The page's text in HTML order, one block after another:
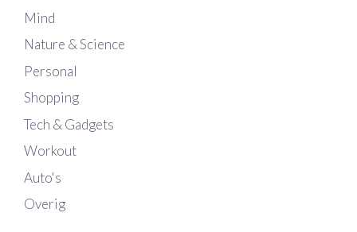
Mind
Nature & Science
Personal
Shopping
Tech & Gadgets
Workout
Auto's
Overig